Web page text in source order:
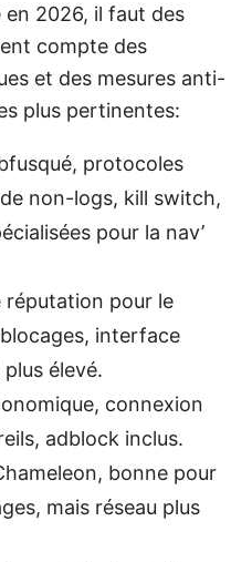
en 2026, il faut des
compte des
et des mesures anti-
plus pertinentes:
protocoles
non-logs, kill switch,
pour la nav’
réputation pour le
interface
élevé.
connexion
adblock inclus.
bonne pour
mais réseau plus